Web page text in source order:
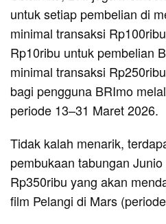
untuk setiap pembelian di
minimal transaksi
Rp10ribu untuk pembelian
minimal transaksi
bagi pengguna BRImo
periode 13–31 Maret 2026.
Tidak kalah menarik,
pembukaan tabungan
Rp350ribu yang akan
film Pelangi di Mars